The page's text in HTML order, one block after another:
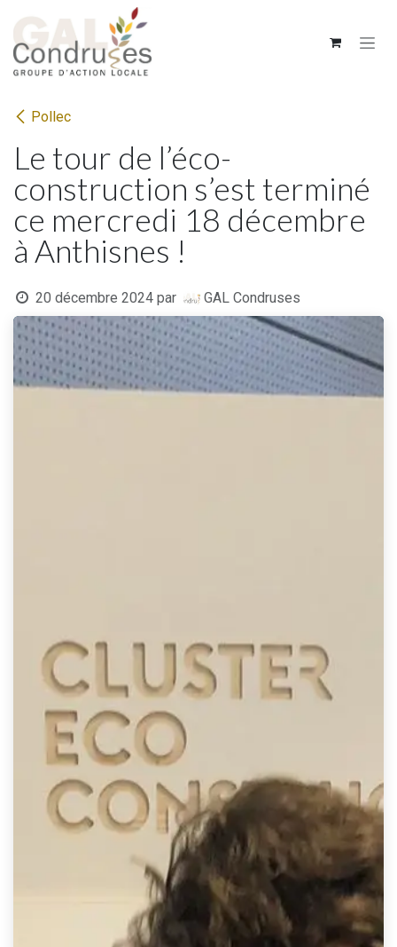
Pollec
Le tour de l’éco-
construction s’est terminé
ce mercredi 18 décembre
à Anthisnes !
20 décembre 2024 par GAL Condruses